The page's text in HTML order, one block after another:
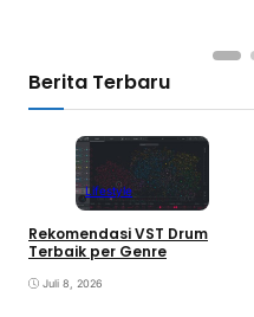
Berita Terbaru
Lifestyle
Rekomendasi VST Drum
Terbaik per Genre
Juli 8, 2026